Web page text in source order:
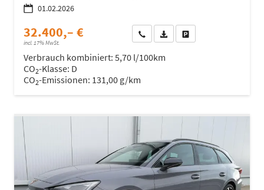
01.02.2026
32.400,– €
incl. 17% MwSt.
Wir rufen Sie anFahrzeugexposé (PDF)
Verbrauch kombiniert: 5,70 l/100km
CO2-Klasse: D
CO2-Emissionen: 131,00 g/km